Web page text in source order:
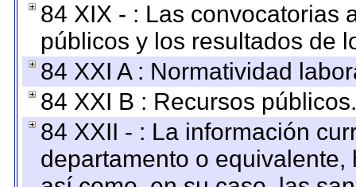
84 XIX - : Las convocatorias
públicos y los resultados de
84 XXI A : Normatividad
84 XXI B : Recursos públicos.
84 XXII - : La información
departamento o